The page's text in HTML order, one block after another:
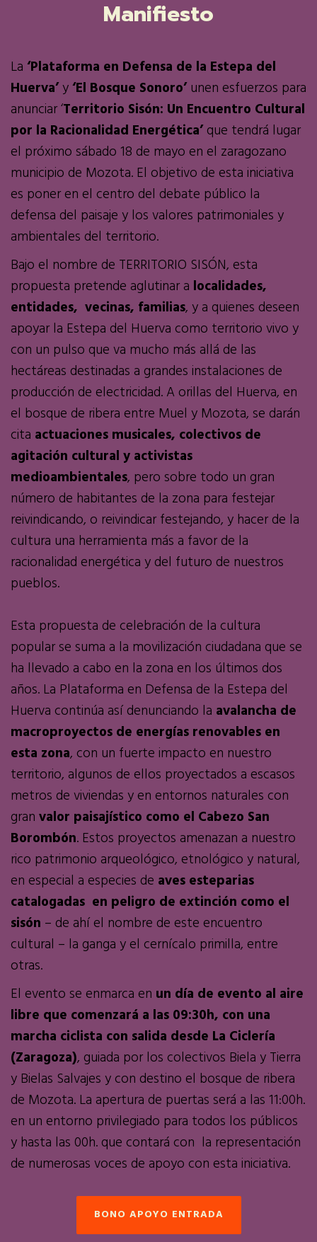
Manifiesto
La ‘Plataforma en Defensa de la Estepa del
Huerva’y‘El Bosque Sonoro’unen esfuerzos para
anunciar ‘Territorio Sisón: Un Encuentro Cultural
por la Racionalidad Energética’que tendrá lugar
el próximo sábado 18 de mayo en el zaragozano
municipio de Mozota. El objetivo de esta iniciativa
es poner en el centro del debate público la
defensa del paisaje y los valores patrimoniales y
ambientales del territorio.
Bajo el nombre de TERRITORIO SISÓN, esta
propuesta pretende aglutinar a localidades,
entidades, vecinas, familias, y a quienes deseen
apoyar la Estepa del Huerva como territorio vivo y
con un pulso que va mucho más allá de las
hectáreas destinadas a grandes instalaciones de
producción de electricidad. A orillas del Huerva, en
el bosque de ribera entre Muel y Mozota, se darán
cita actuaciones musicales, colectivos de
agitación cultural y activistas
medioambientales, pero sobre todo un gran
número de habitantes de la zona para festejar
reivindicando, o reivindicar festejando, y hacer de la
cultura una herramienta más a favor de la
racionalidad energética y del futuro de nuestros
pueblos.
Esta propuesta de celebración de la cultura
popular se suma a la movilización ciudadana que se
ha llevado a cabo en la zona en los últimos dos
años. La Plataforma en Defensa de la Estepa del
Huerva continúa así denunciando la avalancha de
macroproyectos de energías renovables en
esta zona, con un fuerte impacto en nuestro
territorio, algunos de ellos proyectados a escasos
metros de viviendas y en entornos naturales con
gran valor paisajístico como el Cabezo San
Borombón. Estos proyectos amenazan a nuestro
rico patrimonio arqueológico, etnológico y natural,
en especial a especies de aves esteparias
catalogadas en peligro de extinción como el
sisón – de ahí el nombre de este encuentro
cultural – la ganga y el cernícalo primilla, entre
otras.
El evento se enmarca en un día de evento al aire
libre que comenzará a las 09:30h, con una
marcha ciclista con salida desde La Ciclería
(Zaragoza), guiada por los colectivos Biela y Tierra
y Bielas Salvajes y con destino el bosque de ribera
de Mozota. La apertura de puertas será a las 11:00h.
en un entorno privilegiado para todos los públicos
y hasta las 00h. que contará con la representación
de numerosas voces de apoyo con esta iniciativa.
BONO APOYO ENTRADA